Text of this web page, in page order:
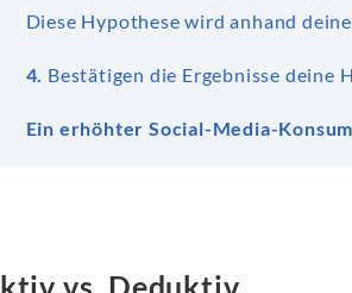
Diese Hypothese wird anhand
4. Bestätigen die Ergebnisse deine
Ein erhöhter Social-Media-
vs. Deduktiv